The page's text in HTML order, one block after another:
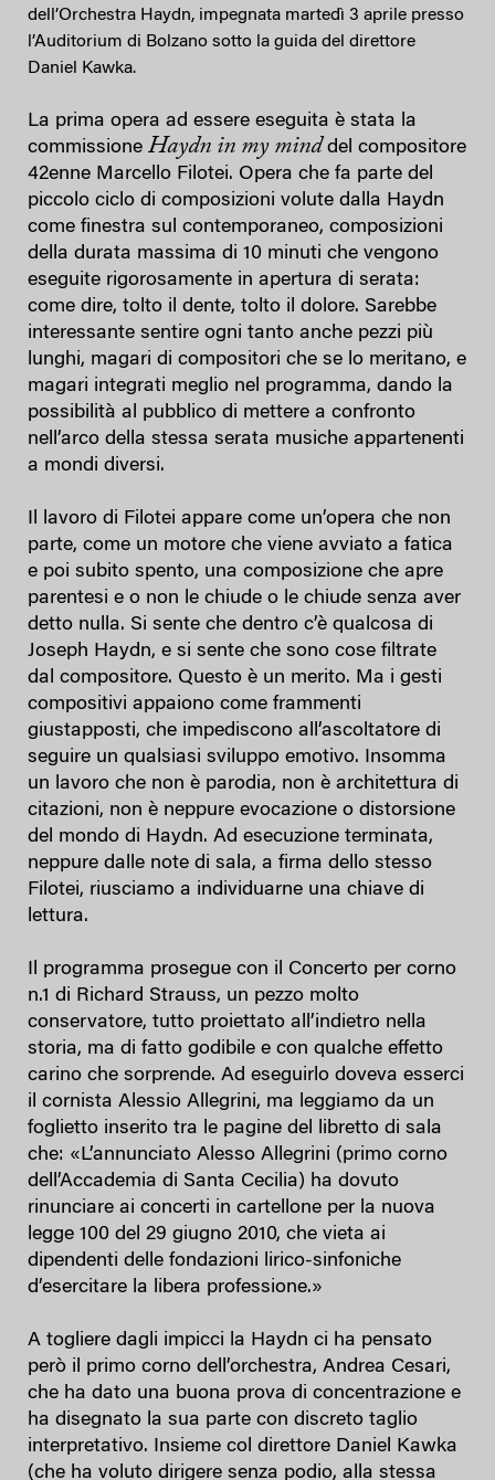
dell’Orchestra Haydn, impegnata martedì 3 aprile presso
l’Auditorium di Bolzano sotto la guida del direttore
Daniel Kawka.
La prima opera ad essere eseguita è stata la
commissione Haydn in my minddel compositore
42enne Marcello Filotei. Opera che fa parte del
piccolo ciclo di composizioni volute dalla Haydn
come finestra sul contemporaneo, composizioni
della durata massima di 10 minuti che vengono
eseguite rigorosamente in apertura di serata:
come dire, tolto il dente, tolto il dolore. Sarebbe
interessante sentire ogni tanto anche pezzi più
lunghi, magari di compositori che se lo meritano, e
magari integrati meglio nel programma, dando la
possibilità al pubblico di mettere a confronto
nell’arco della stessa serata musiche appartenenti
a mondi diversi.
Il lavoro di Filotei appare come un’opera che non
parte, come un motore che viene avviato a fatica
e poi subito spento, una composizione che apre
parentesi e o non le chiude o le chiude senza aver
detto nulla. Si sente che dentro c’è qualcosa di
Joseph Haydn, e si sente che sono cose filtrate
dal compositore. Questo è un merito. Ma i gesti
compositivi appaiono come frammenti
giustapposti, che impediscono all’ascoltatore di
seguire un qualsiasi sviluppo emotivo. Insomma
un lavoro che non è parodia, non è architettura di
citazioni, non è neppure evocazione o distorsione
del mondo di Haydn. Ad esecuzione terminata,
neppure dalle note di sala, a firma dello stesso
Filotei, riusciamo a individuarne una chiave di
lettura.
Il programma prosegue con il Concerto per corno
n.1 di Richard Strauss, un pezzo molto
conservatore, tutto proiettato all’indietro nella
storia, ma di fatto godibile e con qualche effetto
carino che sorprende. Ad eseguirlo doveva esserci
il cornista Alessio Allegrini, ma leggiamo da un
foglietto inserito tra le pagine del libretto di sala
che: «L’annunciato Alesso Allegrini (primo corno
dell’Accademia di Santa Cecilia) ha dovuto
rinunciare ai concerti in cartellone per la nuova
legge 100 del 29 giugno 2010, che vieta ai
dipendenti delle fondazioni lirico-sinfoniche
d’esercitare la libera professione.»
A togliere dagli impicci la Haydn ci ha pensato
però il primo corno dell’orchestra, Andrea Cesari,
che ha dato una buona prova di concentrazione e
ha disegnato la sua parte con discreto taglio
interpretativo. Insieme col direttore Daniel Kawka
(che ha voluto dirigere senza podio, alla stessa